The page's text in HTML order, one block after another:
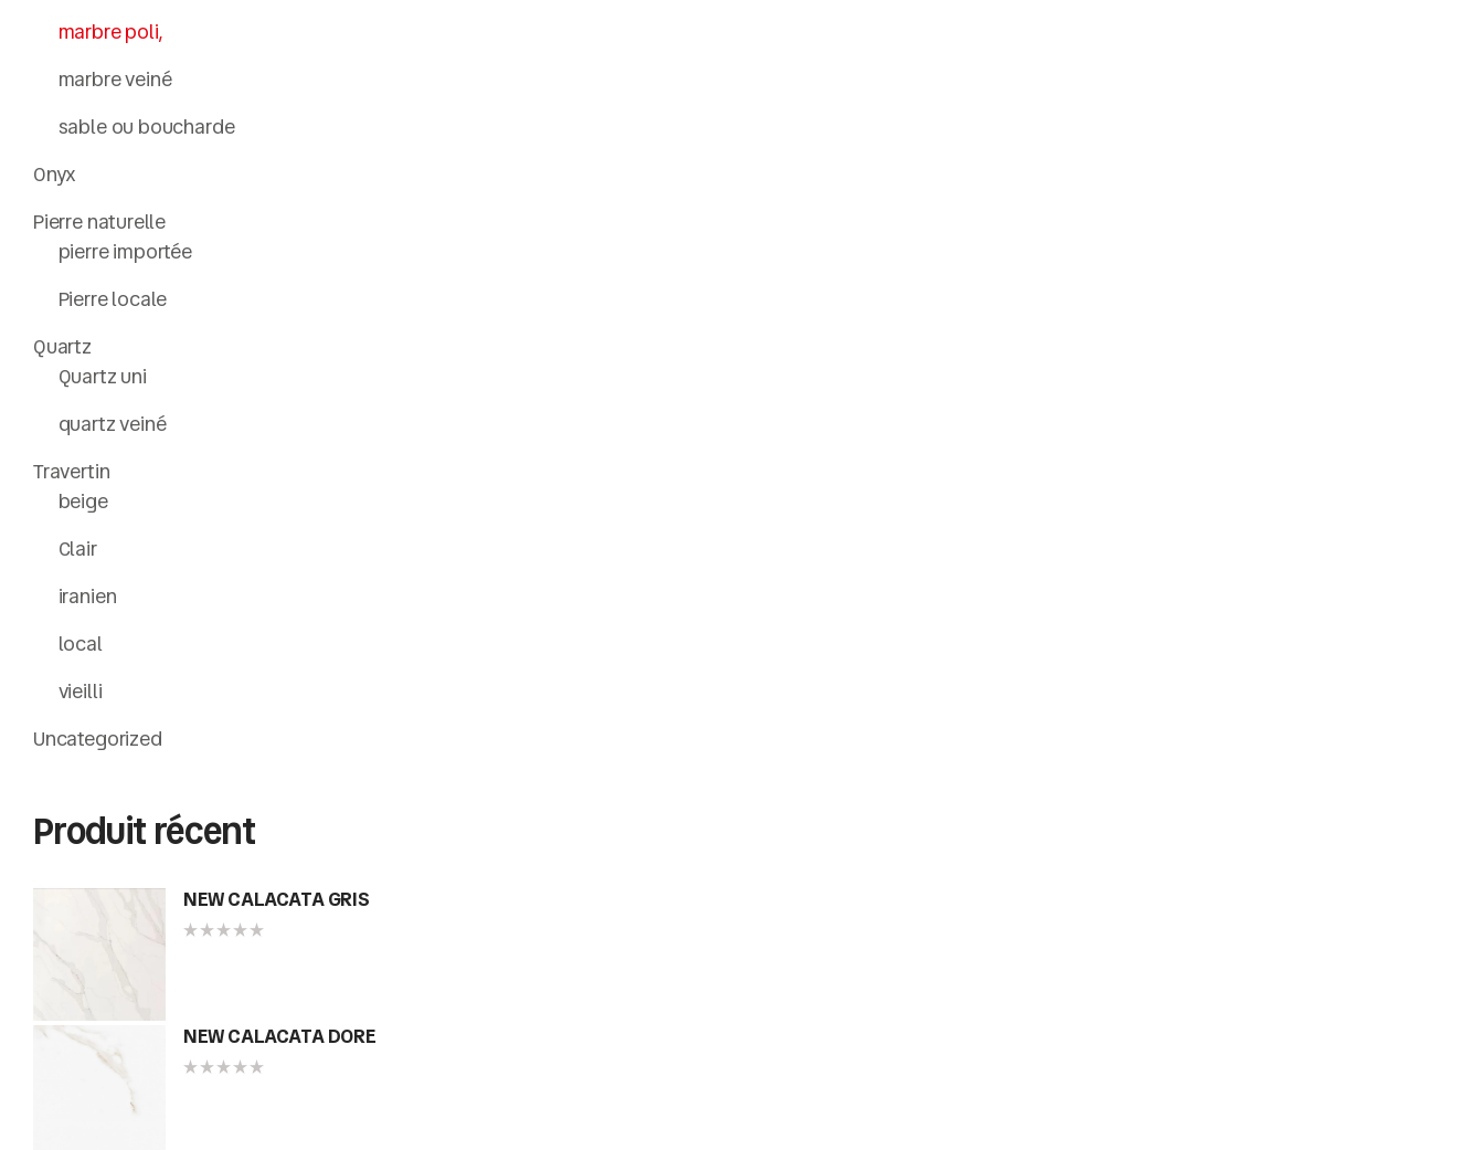
marbre poli,
marbre veiné
sable ou boucharde
Onyx
Pierre naturelle
pierre importée
Pierre locale
Quartz
Quartz uni
quartz veiné
Travertin
beige
Clair
iranien
local
vieilli
Uncategorized
Produit récent
NEW CALACATA GRIS
NEW CALACATA DORE